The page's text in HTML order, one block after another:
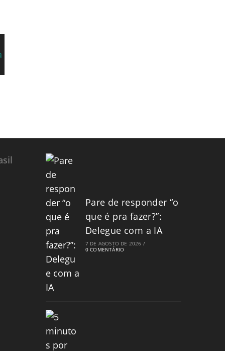
Pare de responder “o
que é pra fazer?”:
Delegue com a IA
7 DE AGOSTO DE 2026 /
0 COMENTÁRIO